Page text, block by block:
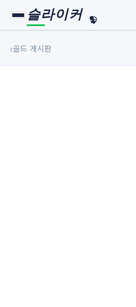
슬라이커 🏀
⚾
‹골드 게시판